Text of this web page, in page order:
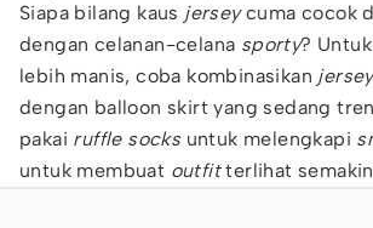
Siapa bilang kaus jerseycuma cocok
dengan celanan-celana sporty?
lebih manis, coba kombinasikan jersey
dengan balloon skirt yang sedang
pakai ruffle socksuntuk melengkapi
untuk membuat outfitterlihat semakin